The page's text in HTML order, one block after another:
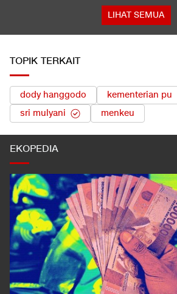
LIHAT SEMUA
TOPIK TERKAIT
dody hanggodo kementerian pu
sri mulyani
menkeu
EKOPEDIA